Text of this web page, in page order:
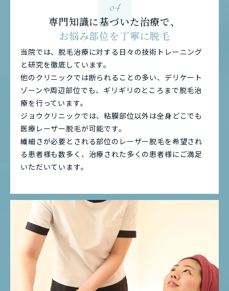
04
専門知識に基づいた治療で、
お悩み部位を丁寧に脱毛
当院では、脱毛治療に対する日々の技術トレーニング
と研究を徹底しています。
他のクリニックでは断られることの多い、デリケート
ゾーンや周辺部位でも、ギリギリのところまで脱毛治
療を行っています。
ジョウクリニックでは、粘膜部位以外は全身どこでも
医療レーザー脱毛が可能です。
繊細さが必要とされる部位のレーザー脱毛を希望され
る患者様も数多く、治療された多くの患者様にご満足
いただいています。